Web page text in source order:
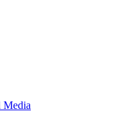
Media